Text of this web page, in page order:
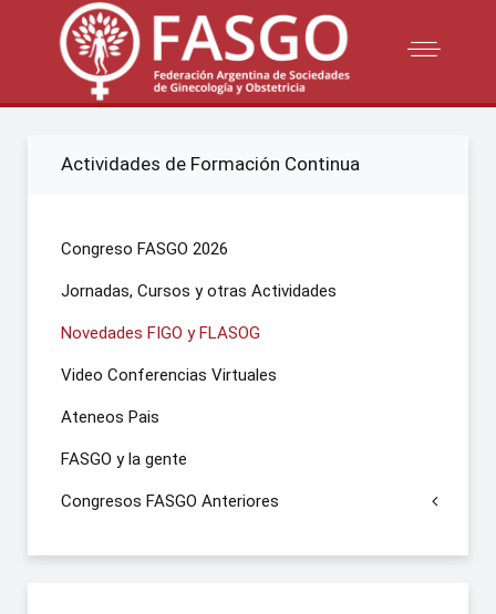
Actividades de Formación Continua
Congreso FASGO 2026
Jornadas, Cursos y otras Actividades
Novedades FIGO y FLASOG
Video Conferencias Virtuales
Ateneos Pais
FASGO y la gente
Congresos FASGO Anteriores